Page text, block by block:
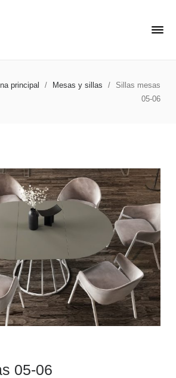
principal / Mesas y sillas /
Sillas mesas
05-06
05-06